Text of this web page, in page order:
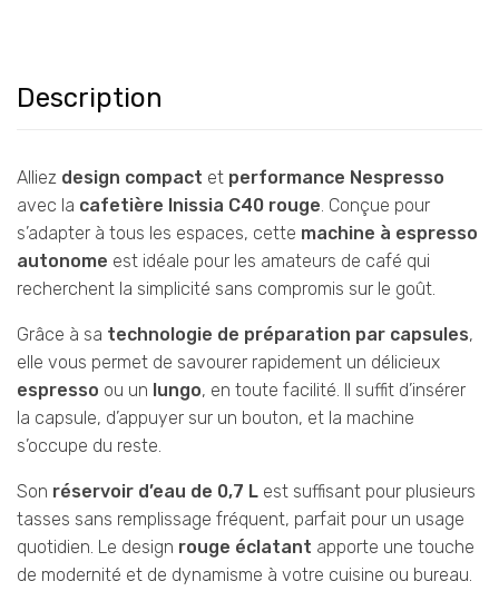
Description
Alliez design compact et performance Nespresso
avec la cafetière Inissia C40 rouge . Conçue pour
s’adapter à tous les espaces, cette machine à espresso
autonome est idéale pour les amateurs de café qui
recherchent la simplicité sans compromis sur le goût.
Grâce à sa technologie de préparation par capsules,
elle vous permet de savourer rapidement un délicieux
espresso ou un lungo, en toute facilité. Il suffit d’insérer
la capsule, d’appuyer sur un bouton, et la machine
s’occupe du reste.
Son réservoir d’eau de 0,7 L est suffisant pour plusieurs
tasses sans remplissage fréquent, parfait pour un usage
quotidien. Le design rouge éclatant apporte une touche
de modernité et de dynamisme à votre cuisine ou bureau.